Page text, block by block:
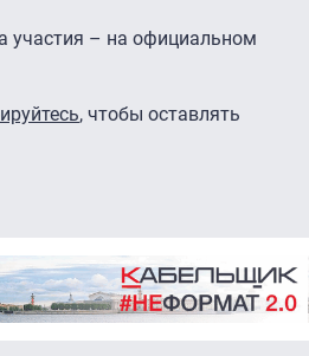
участия – на официальном
, чтобы оставлять